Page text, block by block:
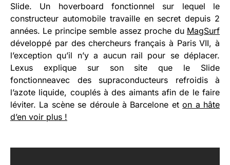
Slide. Un hoverboard fonctionnel sur lequel le
constructeur automobile travaille en secret depuis 2
années. Le principe semble assez proche du MagSurf
développé par des chercheurs français à Paris VII, à
l’exception qu’il n’y a aucun rail pour se déplacer.
Lexus explique sur son site que le Slide
fonctionneavec des supraconducteurs refroidis à
l’azote liquide, couplés à des aimants afin de le faire
léviter. La scène se déroule à Barcelone eton a hâte
d’en voir plus !